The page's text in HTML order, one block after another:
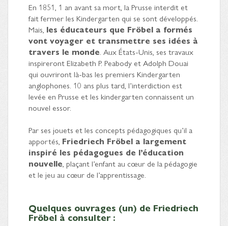
En 1851, 1 an avant sa mort, la Prusse interdit et
fait fermer les Kindergarten qui se sont développés.
Mais, les éducateurs que Fröbel a formés
vont voyager et transmettre ses idées à
travers le monde . Aux États-Unis, ses travaux
inspireront Elizabeth P. Peabody et Adolph Douai
qui ouvriront là-bas les premiers Kindergarten
anglophones. 10 ans plus tard, l’interdiction est
levée en Prusse et les kindergarten connaissent un
nouvel essor.
Par ses jouets et les concepts pédagogiques qu’il a
apportés, Friedriech Fröbel a largement
inspiré les pédagogues de l’éducation
nouvelle , plaçant l’enfant au cœur de la pédagogie
et le jeu au cœur de l’apprentissage.
Quelques ouvrages (un) de Friedriech
Fröbel à consulter :